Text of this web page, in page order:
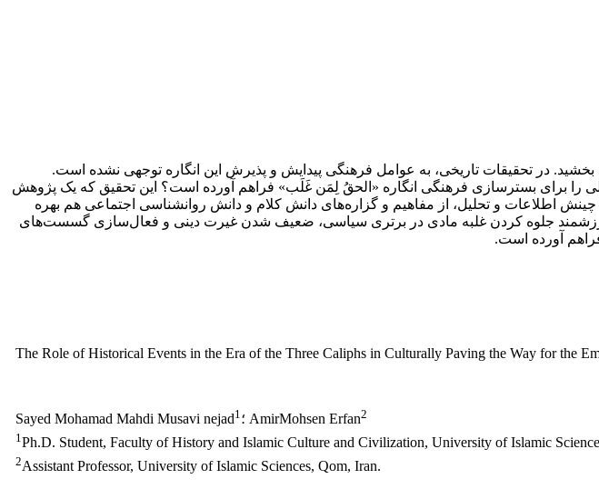
در تحقیقات تاریخی، به عوامل فرهنگی پیدایش و پذیرش این انگاره توجهی نشده است.
برای بسترسازی فرهنگی انگاره «الحقُ لِمَن غَلَب» فراهم آورده است؟ ‌این تحقیق که یک پژوهش
اطلاعات و تحلیل، از مفاهیم و گزاره‌های دانش کلام و دانش روانشناسی اجتماعی هم بهره
جلوه کردن غلبه مادی در برتری سیاسی، ضعیف شدن غیرت دینی و فعال‌سازی گسست‌های
آورده است.
The Role of Historical Events in the Era of the Three Caliphs in Culturally Paving the Way for the
Sayed Mohamad Mahdi Musavi nejad1 ؛ AmirMohsen Erfan2
1 Ph.D. Student, Faculty of History and Islamic Culture and Civilization, University of Islamic
2Assistant Professor, University of Islamic Sciences, Qom, Iran.